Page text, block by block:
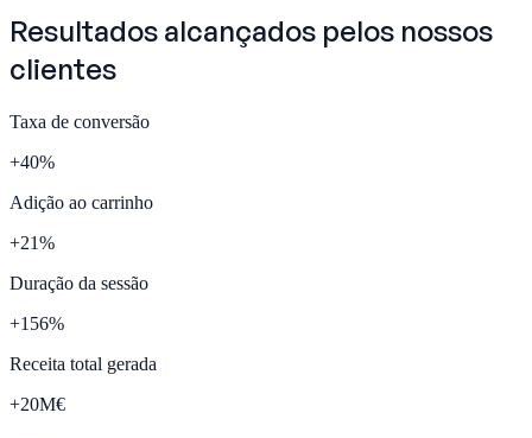
Resultados alcançados pelos nossos
clientes
Taxa de conversão
+40%
Adição ao carrinho
+21%
Duração da sessão
+156%
Receita total gerada
+20M€